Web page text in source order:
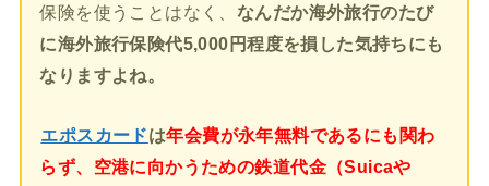
保険を使うことはなく、 なんだか海外旅行のたび
に海外旅行保険代5,000円程度を損した気持ちにも
なりますよね。
エポスカードは年会費が永年無料であるにも関わ
らず、空港に向かうための鉄道代金（Suicaや